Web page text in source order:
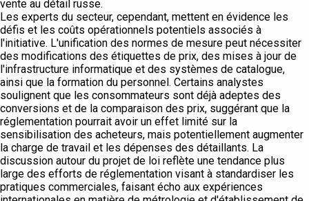
vente au détail russe.
Les experts du secteur, cependant, mettent en évidence les
défis et les coûts opérationnels potentiels associés à
l'initiative. L'unification des normes de mesure peut nécessiter
des modifications des étiquettes de prix, des mises à jour de
l'infrastructure informatique et des systèmes de catalogue,
ainsi que la formation du personnel. Certains analystes
soulignent que les consommateurs sont déjà adeptes des
conversions et de la comparaison des prix, suggérant que la
réglementation pourrait avoir un effet limité sur la
sensibilisation des acheteurs, mais potentiellement augmenter
la charge de travail et les dépenses des détaillants. La
discussion autour du projet de loi reflète une tendance plus
large des efforts de réglementation visant à standardiser les
pratiques commerciales, faisant écho aux expériences